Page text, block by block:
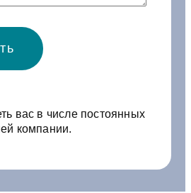
вас в числе постоянных
компании.